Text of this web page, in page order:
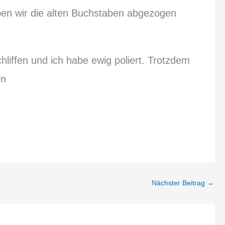
wir die alten Buchstaben abgezogen
und ich habe ewig poliert. Trotzdem
Nächster Beitrag →